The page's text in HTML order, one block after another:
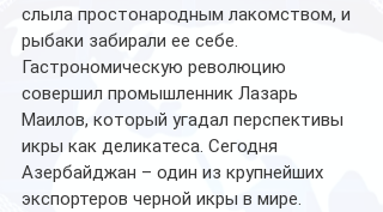
слыла простонародным лакомством, и
рыбаки забирали ее себе.
Гастрономическую революцию
совершил промышленник Лазарь
Маилов, который угадал перспективы
икры как деликатеса. Сегодня
Азербайджан – один из крупнейших
экспортеров черной икры в мире.